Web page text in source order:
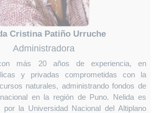
Cristina Patiño Urruche
Administradora
más 20 años de experiencia, en
y privadas comprometidas con la
naturales, administrando fondos de
en la región de Puno. Nelida es
por la Universidad Nacional del Altiplano